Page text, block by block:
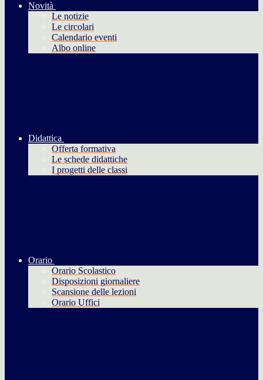
Novità
Le notizie
Le circolari
Calendario eventi
Albo online
Didattica
Offerta formativa
Le schede didattiche
I progetti delle classi
Orario
Orario Scolastico
Disposizioni giornaliere
Scansione delle lezioni
Orario Uffici